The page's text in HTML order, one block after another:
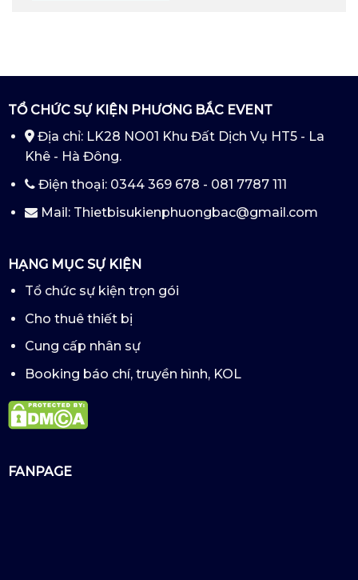
TỔ CHỨC SỰ KIỆN PHƯƠNG BẮC EVENT
Địa chỉ: LK28 NO01 Khu Đất Dịch Vụ HT5 - La
Khê - Hà Đông.
Điện thoại: 0344 369 678 - 081 7787 111
Mail: Thietbisukienphuongbac@gmail.com
HẠNG MỤC SỰ KIỆN
Tổ chức sự kiện trọn gói
Cho thuê thiết bị
Cung cấp nhân sự
Booking báo chí, truyền hình, KOL
FANPAGE